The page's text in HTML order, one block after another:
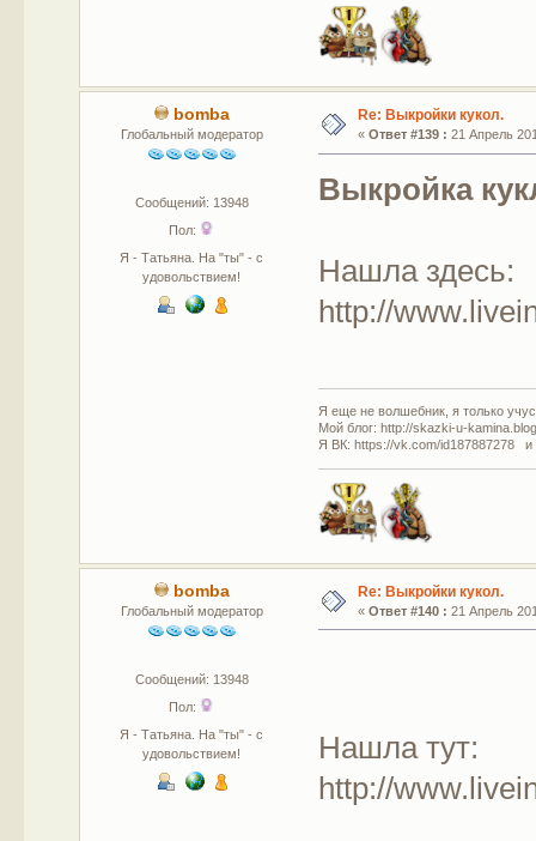
bomba
Глобальный модератор
Сообщений: 13948
Пол:
Я - Татьяна. На "ты" - с
удовольствием!
Re: Выкройки кукол.
« Ответ #139 : 21 Апрель
Выкройка
Нашла здесь:
http://
Я еще не волшебник, я только
Мой блог: http://skazki-u-
Я ВК: https://vk.com/id187887278 и
bomba
Глобальный модератор
Сообщений: 13948
Пол:
Я - Татьяна. На "ты" - с
удовольствием!
Re: Выкройки кукол.
« Ответ #140 : 21 Апрель
Нашла тут:
http://